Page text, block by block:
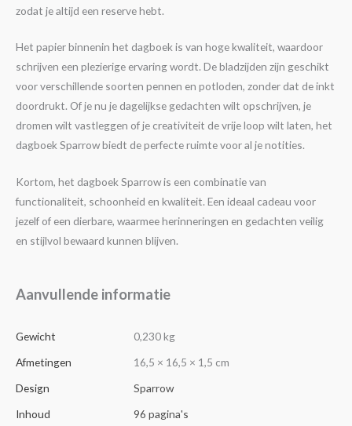
zodat je altijd een reserve hebt.
Het papier binnenin het dagboek is van hoge kwaliteit, waardoor
schrijven een plezierige ervaring wordt. De bladzijden zijn geschikt
voor verschillende soorten pennen en potloden, zonder dat de inkt
doordrukt. Of je nu je dagelijkse gedachten wilt opschrijven, je
dromen wilt vastleggen of je creativiteit de vrije loop wilt laten, het
dagboek Sparrow biedt de perfecte ruimte voor al je notities.
Kortom, het dagboek Sparrow is een combinatie van
functionaliteit, schoonheid en kwaliteit. Een ideaal cadeau voor
jezelf of een dierbare, waarmee herinneringen en gedachten veilig
en stijlvol bewaard kunnen blijven.
Aanvullende informatie
Gewicht
0,230 kg
Afmetingen
16,5 × 16,5 × 1,5 cm
Design
Sparrow
Inhoud
96 pagina's